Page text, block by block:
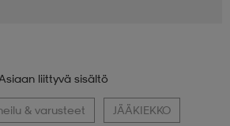
liittyvä sisältö
& varusteet JÄÄKIEKKO